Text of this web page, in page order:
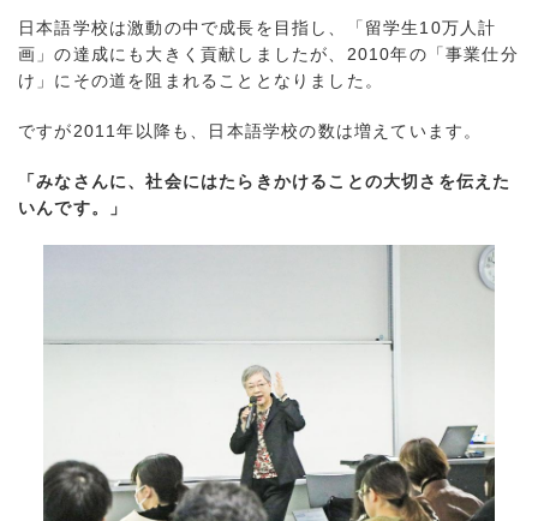
日本語学校は激動の中で成長を目指し、「留学生10万人計
画」の達成にも大きく貢献しましたが、2010年の「事業仕分
け」にその道を阻まれることとなりました。
ですが2011年以降も、日本語学校の数は増えています。
「みなさんに、社会にはたらきかけることの大切さを伝えた
いんです。」